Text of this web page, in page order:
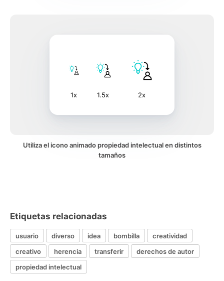
1x 1.5x 2x
Utiliza el icono animado propiedad intelectual en distintos
tamaños
Etiquetas relacionadas
usuario diverso idea bombilla
creatividad
creativo
herencia transferir
derechos de autor
propiedad intelectual